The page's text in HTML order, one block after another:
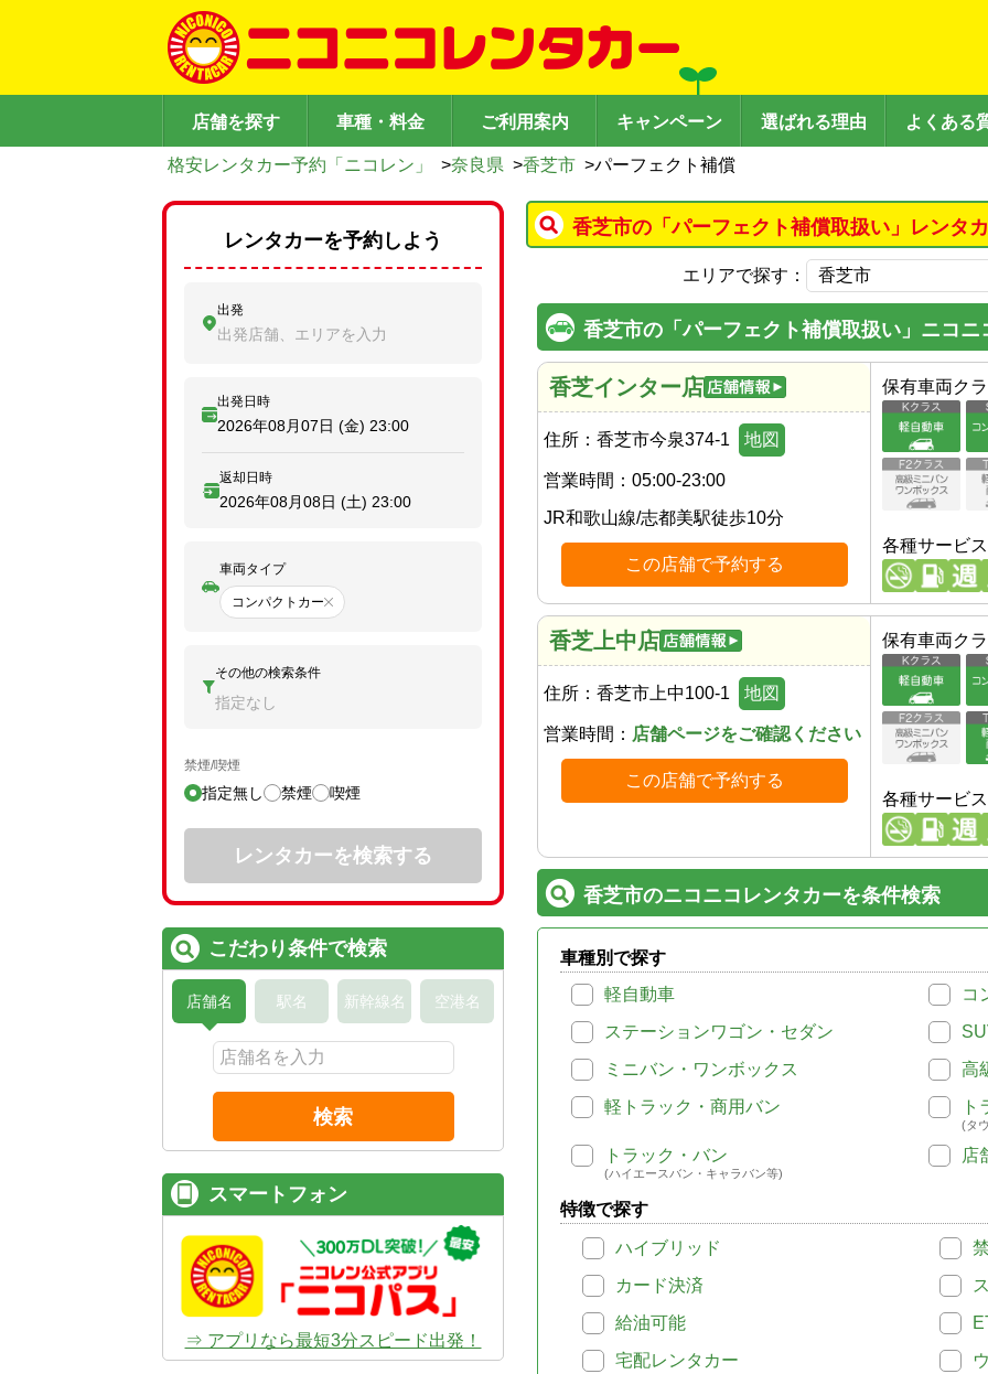
店舗を探す 車種・料金 ご利用案内 キャンペーン 選ばれる理由 よくある
格安レンタカー予約「ニコレン」 >奈良県 >香芝市 >パーフェクト補償
香芝市の「パーフェクト補償取扱い」レンタ
エリアで探す：
香芝市の「パーフェクト補償取扱い」ニコ
香芝インター店
住所： 香芝市今泉374-1 地図
営業時間： 05:00-23:00
JR和歌山線/志都美駅徒歩10分
この店舗で予約する
保有車両ク
各種サービス
香芝上中店
住所： 香芝市上中100-1 地図
営業時間： 店舗ページをご確認ください
この店舗で予約する
保有車両ク
各種サービス
香芝市のニコニコレンタカーを条件検索
車種別で探す
軽自動車
コ
ステーションワゴン・セダン
ミニバン・ワンボックス
高
軽トラック・商用バン
ト
(タ
トラック・バン
(ハイエースバン・キャラバン等)
店
特徴で探す
ハイブリッド
カード決済
給油可能
宅配レンタカー
レンタカーを予約しよう
出発
出発店舗、エリアを入力
出発日時
2026年08月07日 (金) 23:00
返却日時
2026年08月08日 (土) 23:00
車両タイプ
コンパクトカー
その他の検索条件
指定なし
禁煙/喫煙
指定無し 禁煙 喫煙
レンタカーを検索する
こだわり条件で検索
店舗名 駅名 新幹線名 空港名
検索
スマートフォン
⇒ アプリなら最短3分スピード出発！